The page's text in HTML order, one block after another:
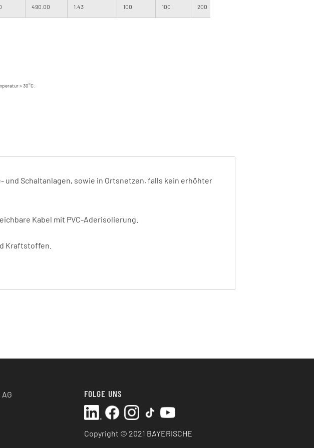
490.00 1.43 100 100 200
> 30°C.
Schaltanlagen, sowie in Ortsnetzen, falls kein erhöhter
Kabel mit PVC-Aderisolierung.
Kraftstoffen.
FOLGE UNS
Copyright © 2021 BAYERISCHE